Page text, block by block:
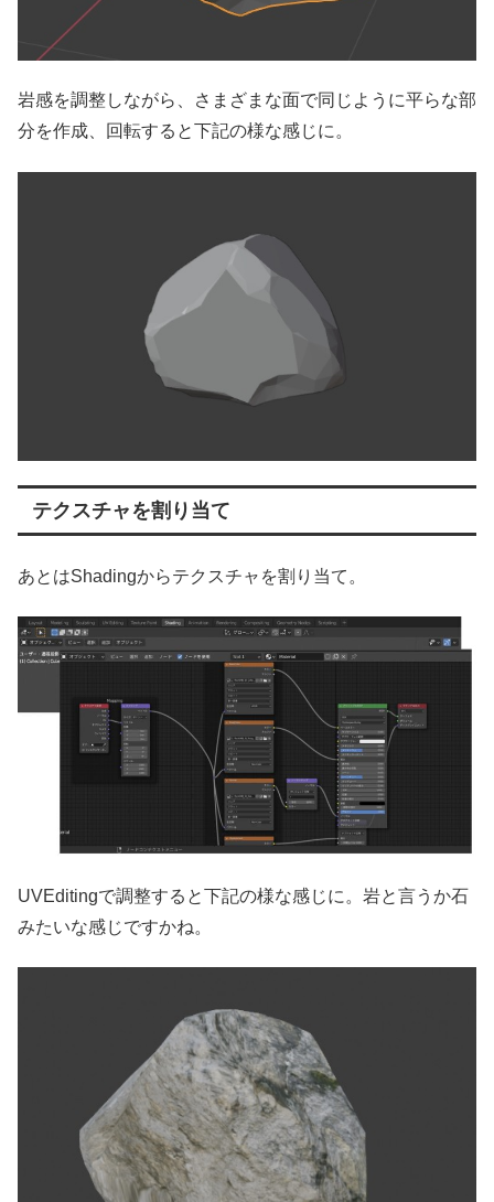
岩感を調整しながら、さまざまな面で同じように平らな部
分を作成、回転すると下記の様な感じに。
テクスチャを割り当て
あとはShadingからテクスチャを割り当て。
UVEditingで調整すると下記の様な感じに。岩と言うか石
みたいな感じですかね。